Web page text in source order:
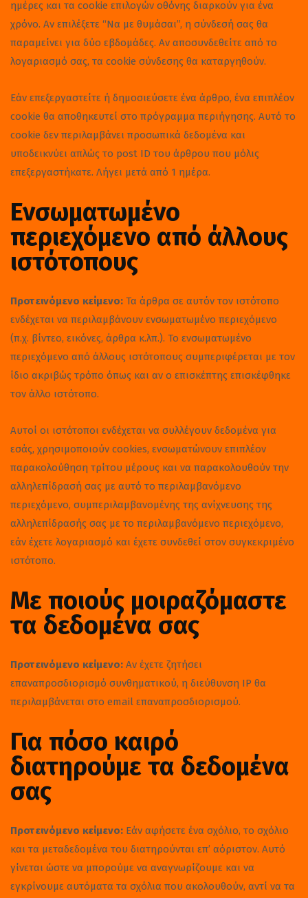
ημέρες και τα cookie επιλογών οθόνης διαρκούν για ένα
χρόνο. Αν επιλέξετε “Να με θυμάσαι”, η σύνδεσή σας θα
παραμείνει για δύο εβδομάδες. Αν αποσυνδεθείτε από το
λογαριασμό σας, τα cookie σύνδεσης θα καταργηθούν.
Εάν επεξεργαστείτε ή δημοσιεύσετε ένα άρθρο, ένα επιπλέον
cookie θα αποθηκευτεί στο πρόγραμμα περιήγησης. Αυτό το
cookie δεν περιλαμβάνει προσωπικά δεδομένα και
υποδεικνύει απλώς το post ID του άρθρου που μόλις
επεξεργαστήκατε. Λήγει μετά από 1 ημέρα.
Ενσωματωμένο
περιεχόμενο από άλλους
ιστότοπους
Προτεινόμενο κείμενο: Τα άρθρα σε αυτόν τον ιστότοπο
ενδέχεται να περιλαμβάνουν ενσωματωμένο περιεχόμενο
(π.χ. βίντεο, εικόνες, άρθρα κ.λπ.). Το ενσωματωμένο
περιεχόμενο από άλλους ιστότοπους συμπεριφέρεται με τον
ίδιο ακριβώς τρόπο όπως και αν ο επισκέπτης επισκέφθηκε
τον άλλο ιστότοπο.
Αυτοί οι ιστότοποι ενδέχεται να συλλέγουν δεδομένα για
εσάς, χρησιμοποιούν cookies, ενσωματώνουν επιπλέον
παρακολούθηση τρίτου μέρους και να παρακολουθούν την
αλληλεπίδρασή σας με αυτό το περιλαμβανόμενο
περιεχόμενο, συμπεριλαμβανομένης της ανίχνευσης της
αλληλεπίδρασής σας με το περιλαμβανόμενο περιεχόμενο,
εάν έχετε λογαριασμό και έχετε συνδεθεί στον συγκεκριμένο
ιστότοπο.
Με ποιούς μοιραζόμαστε
τα δεδομένα σας
Προτεινόμενο κείμενο: Αν έχετε ζητήσει
επαναπροσδιορισμό συνθηματικού, η διεύθυνση IP θα
περιλαμβάνεται στο email επαναπροσδιορισμού.
Για πόσο καιρό
διατηρούμε τα δεδομένα
σας
Προτεινόμενο κείμενο: Εάν αφήσετε ένα σχόλιο, το σχόλιο
και τα μεταδεδομένα του διατηρούνται επ’ αόριστον. Αυτό
γίνεται ώστε να μπορούμε να αναγνωρίζουμε και να
εγκρίνουμε αυτόματα τα σχόλια που ακολουθούν, αντί να τα